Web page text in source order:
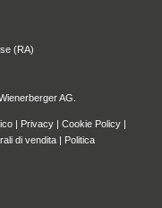
(RA)
AG.
| Privacy | Cookie Policy |
di vendita | Politica